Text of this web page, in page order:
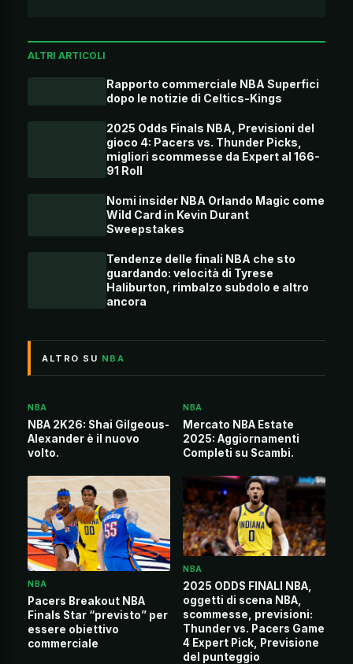
ALTRI ARTICOLI
Rapporto commerciale NBA Superfici
dopo le notizie di Celtics-Kings
2025 Odds Finals NBA, Previsioni del
gioco 4: Pacers vs. Thunder Picks,
migliori scommesse da Expert al 166-
91 Roll
Nomi insider NBA Orlando Magic come
Wild Card in Kevin Durant
Sweepstakes
Tendenze delle finali NBA che sto
guardando: velocità di Tyrese
Haliburton, rimbalzo subdolo e altro
ancora
ALTRO SU NBA
NBA
NBA 2K26: Shai Gilgeous-
Alexander è il nuovo
volto.
NBA
Mercato NBA Estate
2025: Aggiornamenti
Completi su Scambi.
NBA
Pacers Breakout NBA
Finals Star “previsto” per
essere obiettivo
commerciale
NBA
2025 ODDS FINALI NBA,
oggetti di scena NBA,
scommesse, previsioni:
Thunder vs. Pacers Game
4 Expert Pick, Previsione
del punteggio